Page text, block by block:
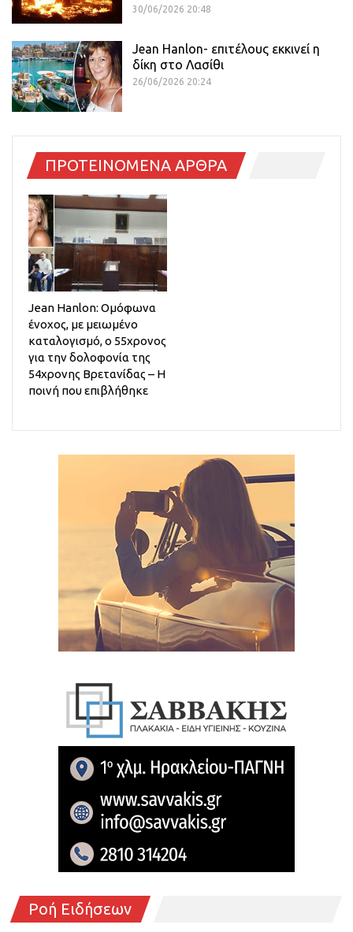
30/06/2026 20:48
Jean Hanlon- επιτέλους εκκινεί η
δίκη στο Λασίθι
26/06/2026 20:24
ΠΡΟΤΕΙΝΟΜΕΝΑ ΑΡΘΡΑ
Jean Hanlon: Ομόφωνα
ένοχος, με μειωμένο
καταλογισμό, ο 55χρονος
για την δολοφονία της
54χρονης Βρετανίδας – Η
ποινή που επιβλήθηκε
Ροή Ειδήσεων